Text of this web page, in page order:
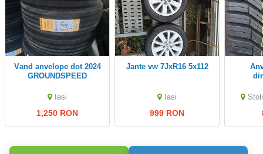
Vand anvelope dot 2024
GROUNDSPEED
Iasi
1,250 RON
Jante vw 7JxR16 5x112
Iasi
999 RON
anvelope toate